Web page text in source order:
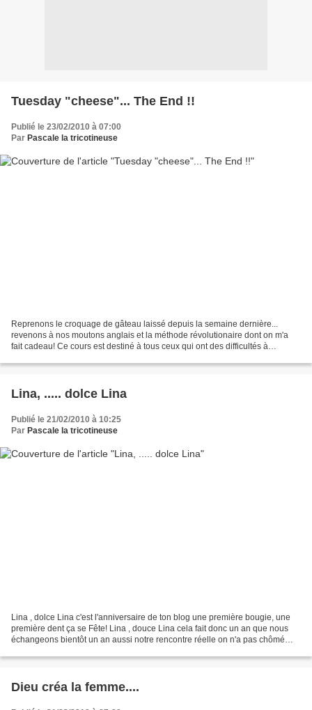
Tuesday "cheese"... The End !!
Publié le 23/02/2010 à 07:00
Par Pascale la tricotineuse
Reprenons le croquage de gâteau laissé depuis la semaine dernière...
revenons à nos moutons anglais et la méthode révolutionaire dont on m'a
fait cadeau! Ce cours est destiné à tous ceux qui ont des difficultés à
Lina, ..... dolce Lina
Publié le 21/02/2010 à 10:25
Par Pascale la tricotineuse
Lina , dolce Lina c'est l'anniversaire de ton blog une première bougie, une
première dent ça se Fête! Lina , douce Lina cela fait donc un an que nous
échangeons bientôt un an aussi notre rencontre réelle on n'a pas chômé
Dieu créa la femme....